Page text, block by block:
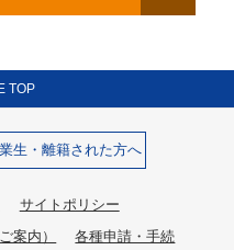
TOP
生・離籍された方へ
サイトポリシー
案内）
各種申請・手続